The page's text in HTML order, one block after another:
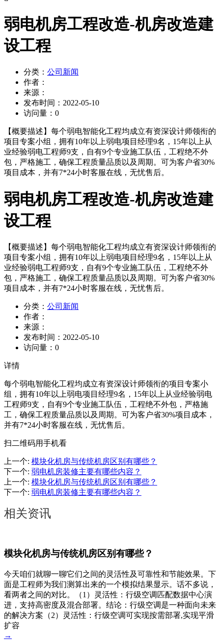
弱电机房工程改造-机房改造建
设工程
分类： 公司新闻
作者：
来源：
发布时间： 2022-05-10
访问量： 0
【概要描述】 每个弱电智能化工程均成立有资深设计师领衔的
项目专案小组，拥有10年以上弱电项目经理9名，15年以上从
业经验弱电工程师9支，自有9个专业施工队伍，工程绝不外
包，严格施工，确保工程质量品质以及周期。可为客户省30%
项目成本，并有7*24小时客服在线，无忧售后。
弱电机房工程改造-机房改造建
设工程
【概要描述】 每个弱电智能化工程均成立有资深设计师领衔的
项目专案小组，拥有10年以上弱电项目经理9名，15年以上从
业经验弱电工程师9支，自有9个专业施工队伍，工程绝不外
包，严格施工，确保工程质量品质以及周期。可为客户省30%
项目成本，并有7*24小时客服在线，无忧售后。
分类： 公司新闻
作者：
来源：
发布时间： 2022-05-10
访问量： 0
详情
每个弱电智能化工程均成立有资深设计师领衔的项目专案小
组，拥有10年以上弱电项目经理9名，15年以上从业经验弱电
工程师9支，自有9个专业施工队伍，工程绝不外包，严格施
工，确保工程质量品质以及周期。可为客户省30%项目成本，
并有7*24小时客服在线，无忧售后。
扫二维码用手机看
上一个: 模块化机房与传统机房区别有哪些？
下一个: 弱电机房装修主要有哪些内容？
上一个: 模块化机房与传统机房区别有哪些？
下一个: 弱电机房装修主要有哪些内容？
相关资讯
模块化机房与传统机房区别有哪些？
今天咱们就聊一聊它们之间的灵活性及可靠性和节能效果。下
面是工程师为我们测算出来的一个模拟结果显示。话不多说，
看两者之间的对比。（1）灵活性：行级空调匹配数据中心演
进，支持高密度及混合部署。结论：行级空调是一种面向未来
的解决方案（2）灵活性：行级空调可实现按需部署,实现平滑
扩容
→